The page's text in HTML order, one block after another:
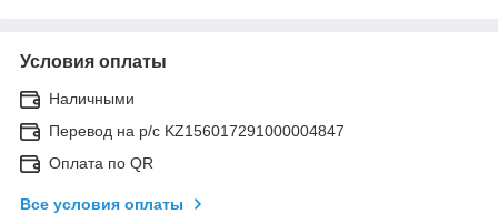
Условия оплаты
Наличными
Перевод на р/с KZ156017291000004847
Оплата по QR
Все условия оплаты